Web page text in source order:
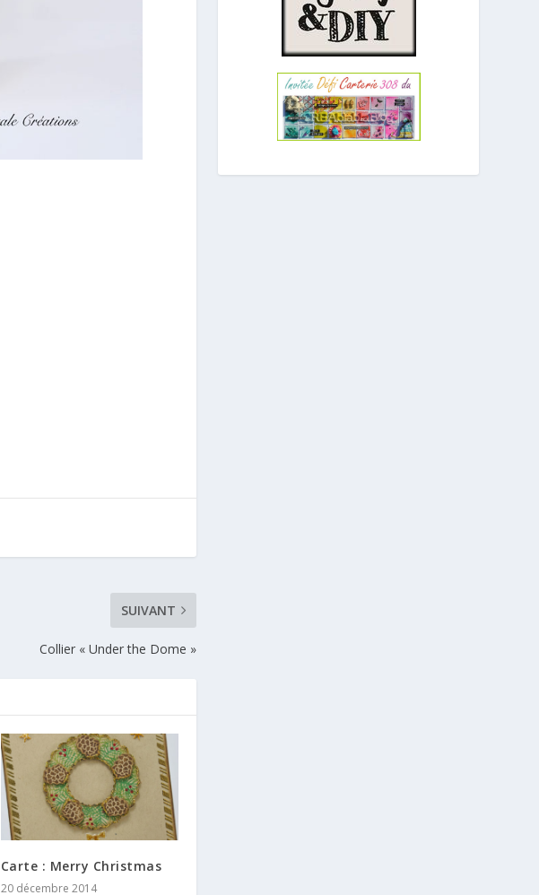
SUIVANT
Collier « Under the Dome »
Carte : Merry Christmas
20 décembre 2014